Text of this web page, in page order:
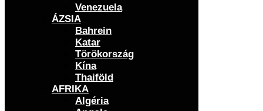
Venezuela
ÁZSIA
Bahrein
Katar
Törökország
Kína
Thaiföld
AFRIKA
Algéria